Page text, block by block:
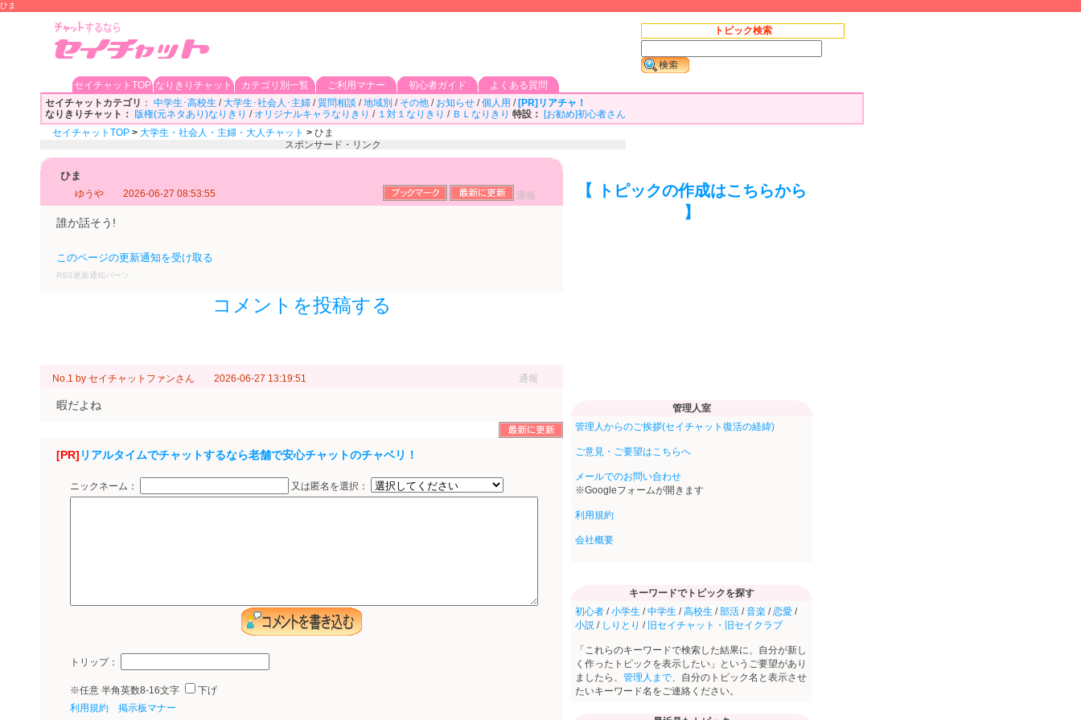
ひま
セイチャットTOP なりきりチャット カテゴリ別一覧 ご利用マナー 初心者ガイド
よくある質問
セイチャットカテゴリ ： 中学生･高校生 /大学生･社会人･主婦 /質問相談 /地域別 / その他 / お知らせ /個人用 / [PR]リアチャ！
なりきりチャット： 版権(元ネタあり)なりきり / オリジナルキャラなりきり / １対１なりきり / ＢＬなりきり 特設： [お勧め]初心者さん
セイチャットTOP > 大学生・社会人・主婦・大人チャット > ひま
スポンサード・リンク
ひま
ゆうや 2026-06-27 08:53:55 通報
誰か話そう!
このページの更新通知を受け取る
RSS更新通知パーツ
コメントを投稿する
No.1 by セイチャットファンさん 2026-06-27 13:19:51 通報
暇だよね
[PR] リアルタイムでチャットするなら老舗で安心チャットのチャベリ！
ニックネーム： 又は匿名を選択：
トリップ：
※任意 半角英数8-16文字
下げ
利用規約
掲示板マナー
トピック検索
【 トピックの作成はこちらから
】
管理人室
管理人からのご挨拶(セイチャット復活の経緯)
ご意見・ご要望はこちらへ
メールでのお問い合わせ
※Googleフォームが開きます
利用規約
会社概要
キーワードでトピックを探す
初心者 /小学生 /中学生 /高校生 /部活 /音楽 /恋愛 /
小説 / しりとり / 旧セイチャット・旧セイクラブ
「これらのキーワードで検索した結果に、自分が新し
く作ったトピックを表示したい」というご要望があり
ましたら、 管理人まで、自分のトピック名と表示させ
たいキーワード名をご連絡ください。